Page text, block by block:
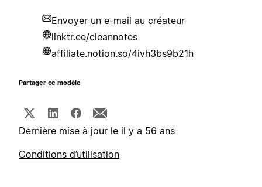
Envoyer un e-mail au créateur
linktr.ee/cleannotes
affiliate.notion.so/4ivh3bs9b21h
Partager ce modèle
Dernière mise à jour le il y a 56 ans
Conditions d’utilisation